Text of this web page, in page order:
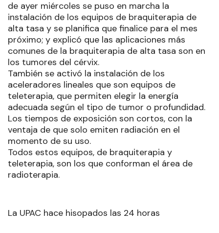
de ayer miércoles se puso en marcha la
instalación de los equipos de braquiterapia de
alta tasa y se planifica que finalice para el mes
próximo; y explicó que las aplicaciones más
comunes de la braquiterapia de alta tasa son en
los tumores del cérvix.
También se activó la instalación de los
aceleradores lineales que son equipos de
teleterapia, que permiten elegir la energía
adecuada según el tipo de tumor o profundidad.
Los tiempos de exposición son cortos, con la
ventaja de que solo emiten radiación en el
momento de su uso.
Todos estos equipos, de braquiterapia y
teleterapia, son los que conforman el área de
radioterapia.
La UPAC hace hisopados las 24 horas